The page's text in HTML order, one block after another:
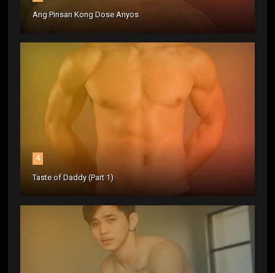
Ang Pinsan Kong Dose Anyos
4
Taste of Daddy (Part 1)